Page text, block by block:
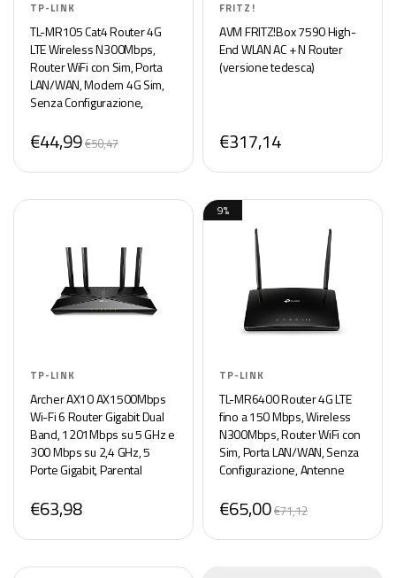
TP-LINK
TL-MR105 Cat4 Router 4G
LTE Wireless N300Mbps,
Router WiFi con Sim, Porta
LAN/WAN, Modem 4G Sim,
Senza Configurazione,
Antenna Esterna, Collega
Fino a 32 Dispositivi
€44,99€50,47
FRITZ!
AVM FRITZ!Box 7590 High-
End WLAN AC + N Router
(versione tedesca)
€317,14
TP-LINK
Archer AX10 AX1500Mbps
Wi-Fi 6 Router Gigabit Dual
Band, 1201Mbps su 5 GHz e
300 Mbps su 2,4 GHz, 5
Porte Gigabit, Parental
OneMesh, Compatibile con
€63,98
TP-LINK
TL-MR6400 Router 4G LTE
fino a 150 Mbps, Wireless
N300Mbps, Router WiFi con
Sim, Porta LAN/WAN, Senza
Configurazione, Antenne
Parental Control, Rete Ospiti,
€65,00€71,12
9%